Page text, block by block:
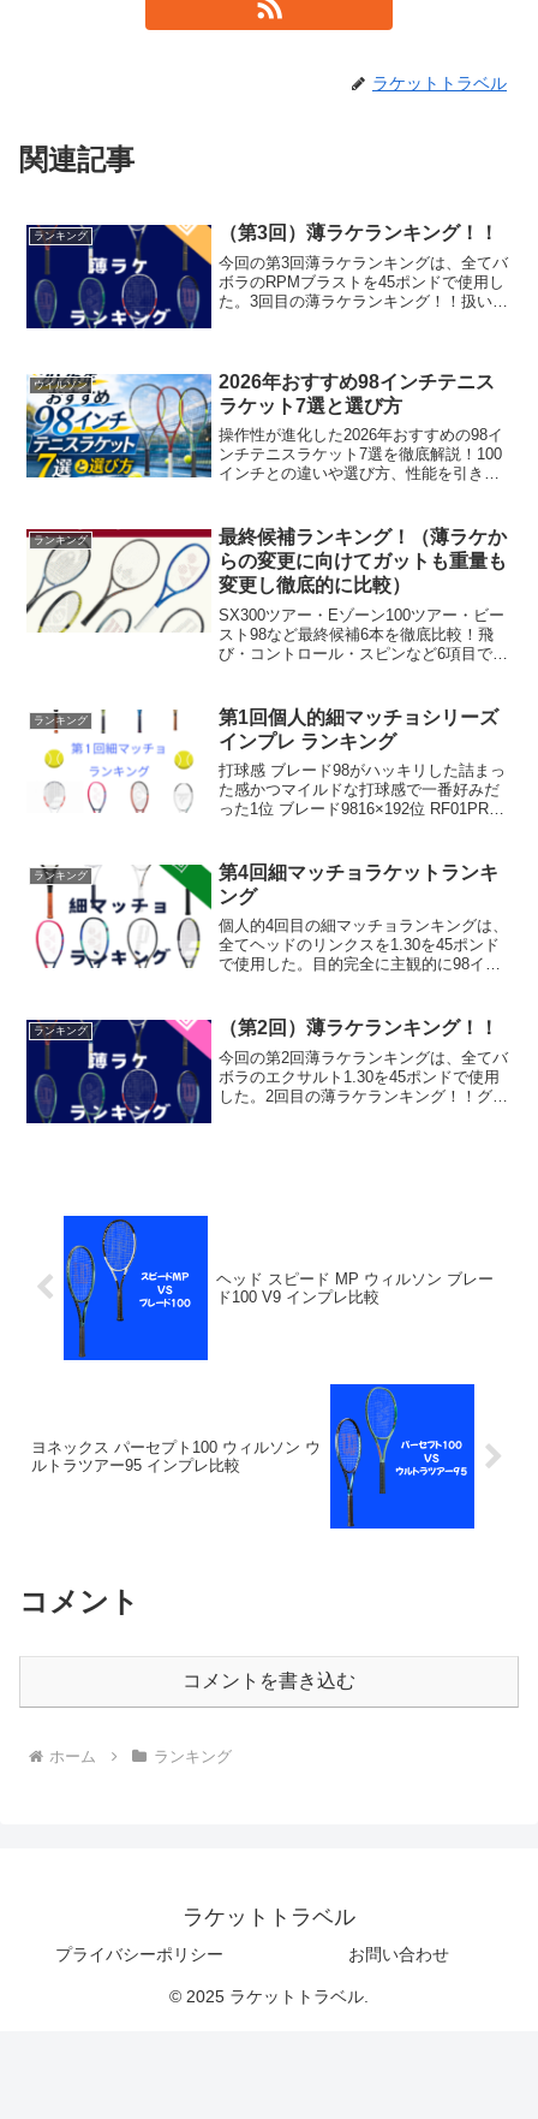
ラケットトラベル
関連記事
ランキング （第3回）薄ラケランキング！！
今回の第3回薄ラケランキングは、全てバ
ボラのRPMブラストを45ポンドで使用し
た。3回目の薄ラケランキング！！扱いや
ウイルソン
2026年おすすめ98インチテニス
ラケット7選と選び方
操作性が進化した2026年おすすめの98イ
ンチテニスラケット7選を徹底解説！100
インチとの違いや選び方、性能を引き出
を、2026年おすすめの98インチテニスラ
ケット7選から見つけてみませんか？
ランキング
最終候補ランキング！（薄ラケか
らの変更に向けてガットも重量も
変更し徹底的に比較）
SX300ツアー・Eゾーン100ツアー・ビー
スト98など最終候補6本を徹底比較！飛
び・コントロール・スピンなど6項目でラ
ランキング
第1回個人的細マッチョシリーズ
インプレ ランキング
打球感 ブレード98がハッキリした詰まっ
た感かつマイルドな打球感で一番好みだ
った1位 ブレード9816×192位 RF01PRO3
イク98 1...
ランキング
第4回細マッチョラケットランキ
ング
個人的4回目の細マッチョランキングは、
全てヘッドのリンクスを1.30を45ポンド
で使用した。目的完全に主観的に98イン
で、来年から薄ラケ（97インチ、100イン
チ）...
ランキング （第2回）薄ラケランキング！！
今回の第2回薄ラケランキングは、全てバ
ボラのエクサルト1.30を45ポンドで使用
した。2回目の薄ラケランキング！！グラ
ヘッド スピード MP ウィルソン ブレー
ド100 V9 インプレ比較
ヨネックス パーセプト100 ウィルソン ウ
ルトラツアー95 インプレ比較
コメント
コメントを書き込む
ホーム ランキング
ラケットトラベル
プライバシーポリシー お問い合わせ
© 2025 ラケットトラベル.